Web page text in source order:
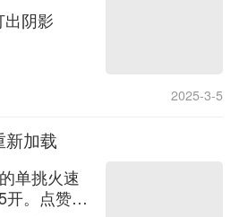
阴影
2025-3-5
新加载
单挑火速
。点赞66